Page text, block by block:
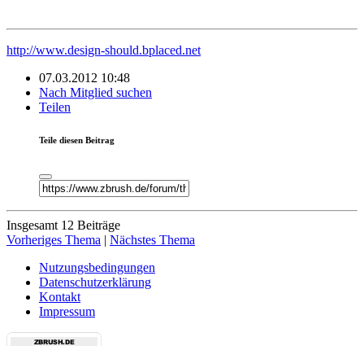
http://www.design-should.bplaced.net
07.03.2012 10:48
Nach Mitglied suchen
Teilen
Teile diesen Beitrag
Insgesamt 12 Beiträge
Vorheriges Thema | Nächstes Thema
Nutzungsbedingungen
Datenschutzerklärung
Kontakt
Impressum